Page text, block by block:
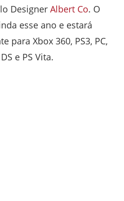
Designer Albert Co. O
esse ano e estará
para Xbox 360, PS3, PC,
e PS Vita.